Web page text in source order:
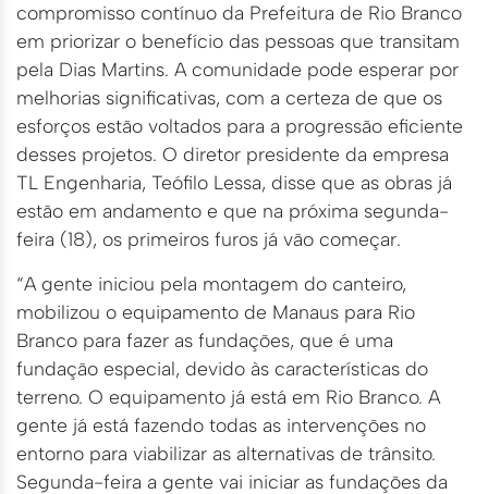
compromisso contínuo da Prefeitura de Rio Branco
em priorizar o benefício das pessoas que transitam
pela Dias Martins. A comunidade pode esperar por
melhorias significativas, com a certeza de que os
esforços estão voltados para a progressão eficiente
desses projetos. O diretor presidente da empresa
TL Engenharia, Teófilo Lessa, disse que as obras já
estão em andamento e que na próxima segunda-
feira (18), os primeiros furos já vão começar.
“A gente iniciou pela montagem do canteiro,
mobilizou o equipamento de Manaus para Rio
Branco para fazer as fundações, que é uma
fundação especial, devido às características do
terreno. O equipamento já está em Rio Branco. A
gente já está fazendo todas as intervenções no
entorno para viabilizar as alternativas de trânsito.
Segunda-feira a gente vai iniciar as fundações da